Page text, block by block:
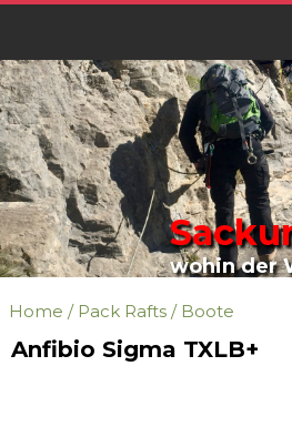
wohin der
Home / Pack Rafts / Boote
Anfibio Sigma TXLB+